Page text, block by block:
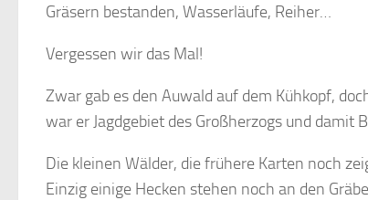
Gräsern bestanden, Wasserläufe, Reiher…
Vergessen wir das Mal!
Zwar gab es den Auwald auf dem Kühkopf,
war er Jagdgebiet des Großherzogs und damit
Die kleinen Wälder, die frühere Karten noch
Einzig einige Hecken stehen noch an den